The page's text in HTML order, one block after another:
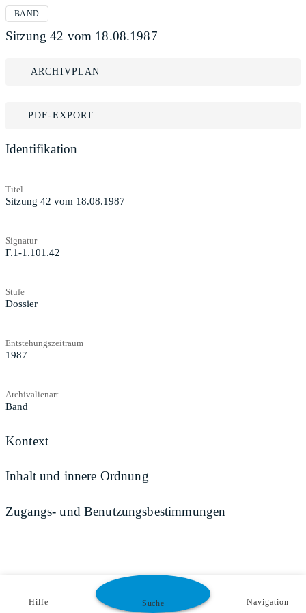
BAND
Sitzung 42 vom 18.08.1987
ARCHIVPLAN
PDF-EXPORT
Identifikation
Titel
Sitzung 42 vom 18.08.1987
Signatur
F.1-1.101.42
Stufe
Dossier
Entstehungszeitraum
1987
Archivalienart
Band
Kontext
Inhalt und innere Ordnung
Zugangs- und Benutzungsbestimmungen
Hilfe Suche Navigation